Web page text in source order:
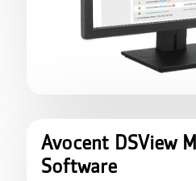
Avocent DSView
Software